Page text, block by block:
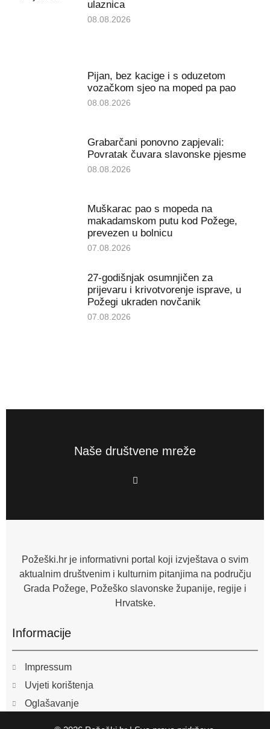
ulaznica
08.08.2026
Pijan, bez kacige i s oduzetom
vozačkom sjeo na moped pa pao
08.08.2026
Grabarčani ponovno zapjevali:
Povratak čuvara slavonske pjesme
08.08.2026
Muškarac pao s mopeda na
makadamskom putu kod Požege,
prevezen u bolnicu
07.08.2026
27-godišnjak osumnjičen za
prijevaru i krivotvorenje isprave, u
Požegi ukraden novčanik
07.08.2026
Naše društvene mreže
F
a
o
f
Požeški.hr je informativni portal koji izvještava o svim
aktualnim društvenim i kulturnim pitanjima na području
Grada Požege, Požeško slavonske županije, regije i
Hrvatske.
Informacije
Impressum
Uvjeti korištenja
Oglašavanje